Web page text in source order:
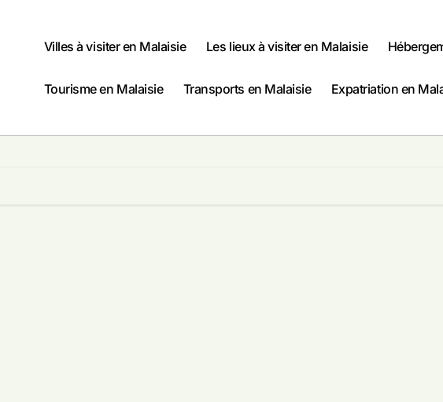
Villes à visiter en Malaisie Les lieux à visiter en Malaisie
Tourisme en Malaisie Transports en Malaisie Expatriation en